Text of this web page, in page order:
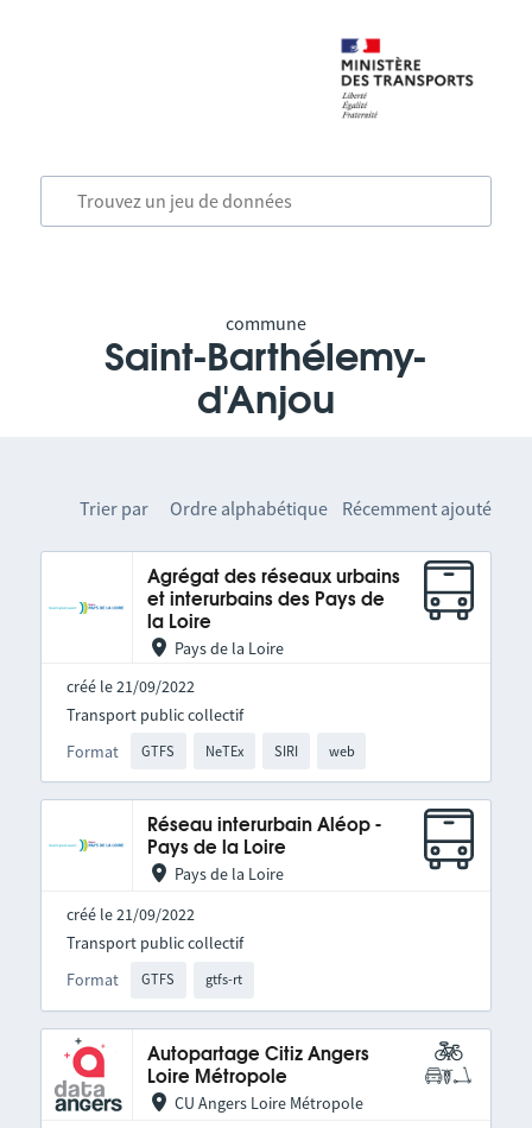
commune
Saint-Barthélemy-
d'Anjou
Trier par Ordre alphabétique Récemment ajouté
Agrégat des réseaux urbains
et interurbains des Pays de
la Loire
Pays de la Loire
créé le 21/09/2022
Format GTFS NeTEx SIRI web
Transport public collectif
Réseau interurbain Aléop -
Pays de la Loire
Pays de la Loire
créé le 21/09/2022
Format GTFS gtfs-rt
Transport public collectif
Autopartage Citiz Angers
Loire Métropole
CU Angers Loire Métropole